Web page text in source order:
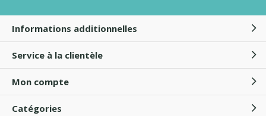
Informations additionnelles
Service à la clientèle
Mon compte
Catégories